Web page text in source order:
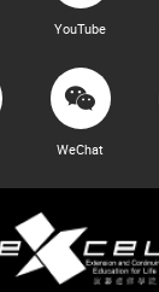
YouTube
WeChat